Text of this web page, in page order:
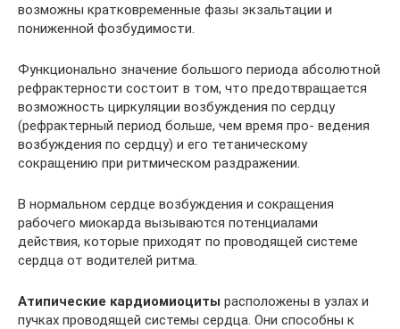
возможны кратковременные фазы экзальтации и
пониженной фозбудимости.
Функционально значение большого периода абсолютной
рефрактерности состоит в том, что предотвращается
возможность циркуляции возбуждения по сердцу
(рефрактерный период больше, чем время про- ведения
возбуждения по сердцу) и его тетаническому
сокращению при ритмическом раздражении.
В нормальном сердце возбуждения и сокращения
рабочего миокарда вызываются потенциалами
действия, которые приходят по проводящей системе
сердца от водителей ритма.
Атипические кардиомиоциты расположены в узлах и
пучках проводящей системы сердца. Они способны к